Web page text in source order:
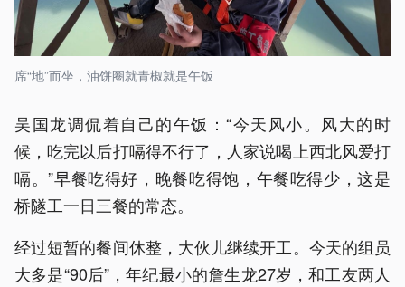
席“地”而坐，油饼圈就青椒就是午饭
吴国龙调侃着自己的午饭：“今天风小。风大的时
候，吃完以后打嗝得不行了，人家说喝上西北风爱打
嗝。”早餐吃得好，晚餐吃得饱，午餐吃得少，这是
桥隧工一日三餐的常态。
经过短暂的餐间休整，大伙儿继续开工。今天的组员
大多是“90后”，年纪最小的詹生龙27岁，和工友两人